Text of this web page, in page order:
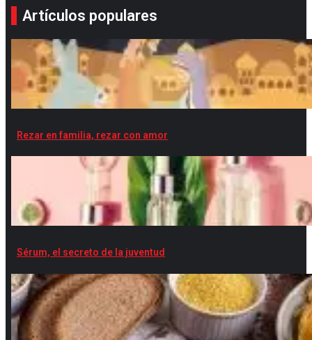
Artículos populares
Rezar en familia, rezar con amor
Sérum, el secreto de la juventud